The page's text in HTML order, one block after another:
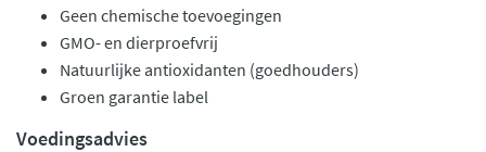
Geen chemische toevoegingen
GMO- en dierproefvrij
Natuurlijke antioxidanten (goedhouders)
Groen garantie label
Voedingsadvies